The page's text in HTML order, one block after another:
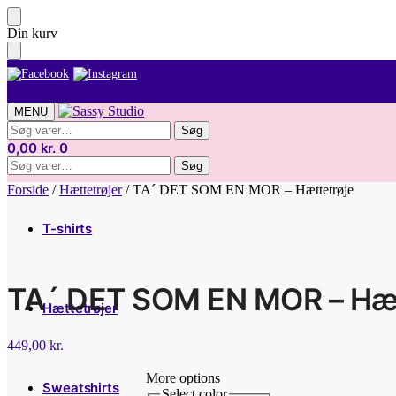
Skip
to
navigation
Skip
to
content
Din kurv
MENU
Søg
efter:
Søg
0,00 kr. 0
Søg
efter:
Søg
T-shirts
Hættetrøjer
Sweatshirts
Forside /Hættetrøjer/TA´ DET SOM EN MOR – Hættetrøje
TA´ DET SOM EN MOR –
449,00 kr.
More options